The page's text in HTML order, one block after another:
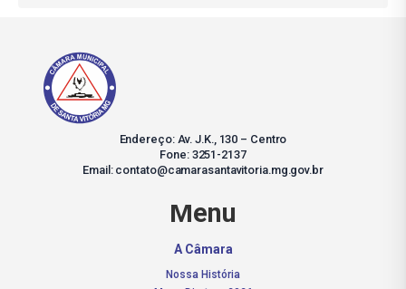
Endereço: Av. J.K., 130 – Centro
Fone: 3251-2137
Email: contato@camarasantavitoria.mg.gov.br
Menu
A Câmara
Nossa História